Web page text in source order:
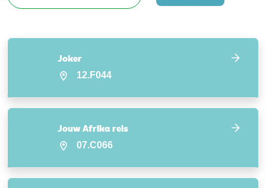
Joker
12.F044
Jouw Afrika reis
07.C066